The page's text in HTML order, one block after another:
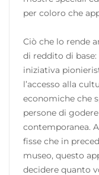
per coloro che
Ciò che lo rende
di reddito di base:
iniziativa
l’accesso alla
economiche che
persone di
contemporanea.
fisse che in
museo, questo
decidere quanto